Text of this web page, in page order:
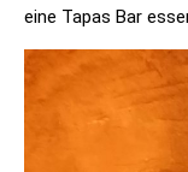
eine Tapas Bar